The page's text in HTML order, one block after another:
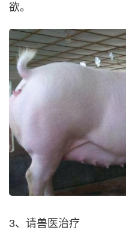
欲。
3、请兽医治疗